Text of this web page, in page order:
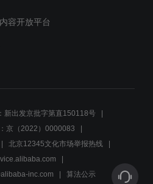
班长提议食堂优待技师，单
师傅感恩福利待遇
容开放平台
新出发京批字第直150118号
京（2022）0000083
北京12345文化市场举报热线
inc.com 算法公示